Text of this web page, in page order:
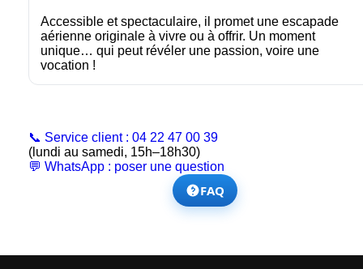
Accessible et spectaculaire, il promet une escapade
aérienne originale à vivre ou à offrir. Un moment
unique… qui peut révéler une passion, voire une
vocation !
📞 Service client : 04 22 47 00 39
(lundi au samedi, 15h–18h30)
💬 WhatsApp : poser une question
FAQ